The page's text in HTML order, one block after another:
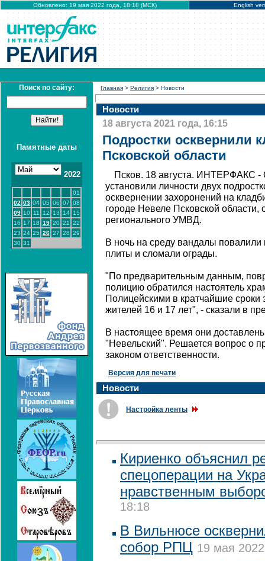
Обновлено: 19 мая 2022 года, 18:18 (МСК) English
Поиск по сайту:
Памятные даты
2022
01
02 03 04 05 06 07 08
09 10 11 12 13 14 15
16 17 18 19 20 21
22
23 24 25 26 27 28 29
30 31
Главная > Религия > Новости
Новости
18 августа 2021 года, 16:15
Подростки осквернили
Псковской области
Псков. 18 августа. ИНТЕРФАКС -
установили личности двух
осквернении захоронений на
городе Невеле Псковской области,
регионального УМВД.
В ночь на среду вандалы
плиты и сломали ограды.
"По предварительным данным,
полицию обратился настоятель
Полицейскими в кратчайшие
жителей 16 и 17 лет", - сказали в
В настоящее время они
"Невельский". Решается вопрос о
законом ответственности.
Версия для печати
Новости
Настройка ленты
Кириенко объяснил
спецоперации на
нравственным
18:18
В Вильнюсе
собор РПЦ 19 мая